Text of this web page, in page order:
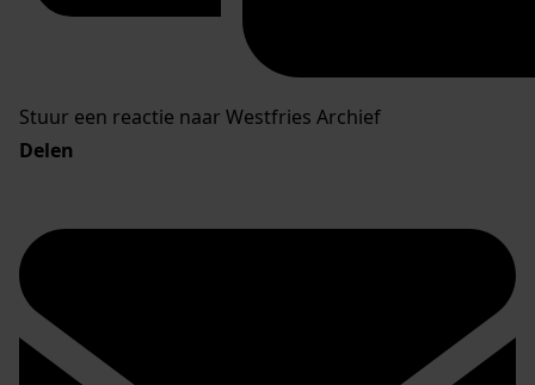
Stuur een reactie naar Westfries Archief
Delen